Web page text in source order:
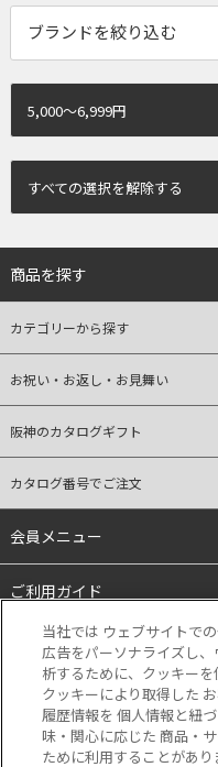
ブランドを絞り込む
5,000～6,999円
すべての選択を解除する
商品を探す
カテゴリーから探す
お祝い・お返し・お見舞い
阪神のカタログギフト
カタログ番号でご注文
会員メニュー
ご利用ガイド
リンク
当社では ウェブサイトで
広告をパーソナライズし
析するために、クッキー
クッキーにより取得した
履歴情報を 個人情報と紐
味・関心に応じた 商品・
ために利用することがあ